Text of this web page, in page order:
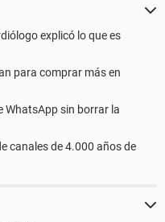
explicó lo que es
para comprar más en
WhatsApp sin borrar la
canales de 4.000 años de